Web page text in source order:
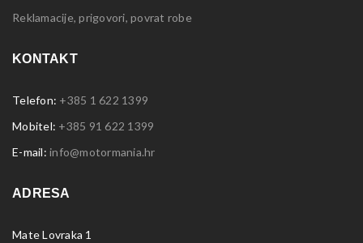
Reklamacije, prigovori, povrat robe
KONTAKT
Telefon: +385 1 622 1399
Mobitel: +385 91 622 1399
E-mail: info@motormania.hr
ADRESA
Mate Lovraka 1